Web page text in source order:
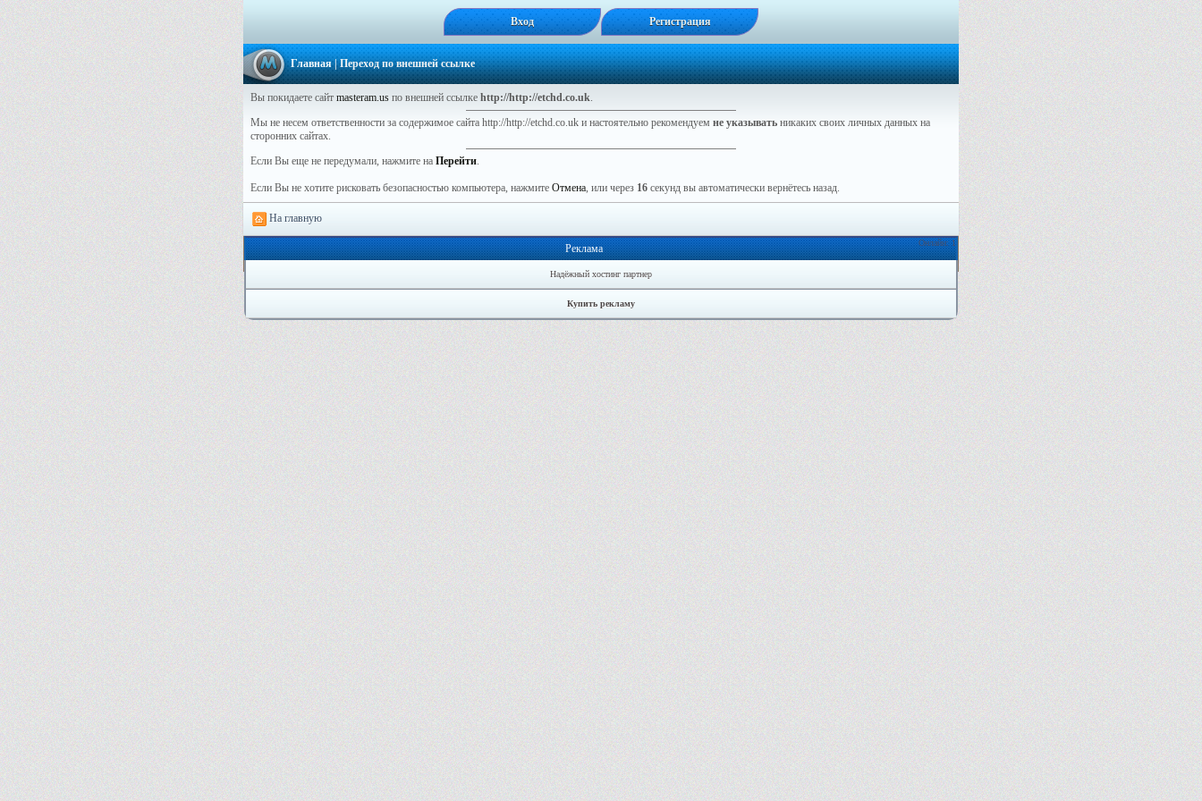
Вход Регистрация
Главная| Переход по внешней ссылке
Вы покидаете сайт masteram.us по внешней ссылке http://http://etchd.co.uk.
Мы не несем ответственности за содержимое сайта http://http://etchd.co.uk и настоятельно рекомендуем не указывать никаких своих личных данных на
сторонних сайтах.
Если Вы еще не передумали, нажмите на Перейти.
Если Вы не хотите рисковать безопасностью компьютера, нажмите Отмена, или через 16 секунд вы автоматически вернётесь назад.
На главную
Онлайн: 1
Реклама
Надёжный хостинг партнер
Купить рекламу